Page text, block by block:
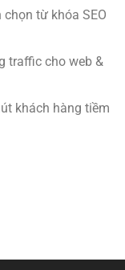
từ khóa SEO
traffic cho web &
khách hàng tiềm